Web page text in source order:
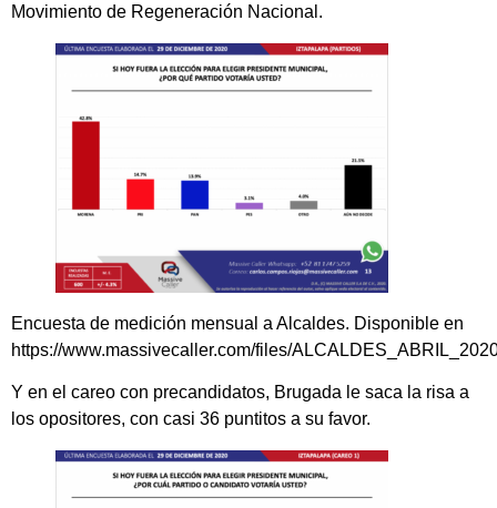
Movimiento de Regeneración Nacional.
Encuesta de medición mensual a Alcaldes. Disponible en
https://www.massivecaller.com/files/
Y en el careo con precandidatos, Brugada le saca la risa a
los opositores, con casi 36 puntitos a su favor.